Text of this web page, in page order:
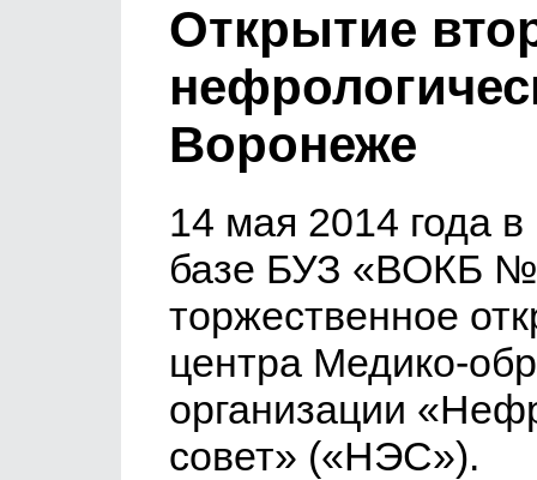
Открытие
Воронеже
14 мая 2014 года
базе БУЗ «ВОКБ
торжественное
центра Медико-
организации
совет» («НЭС»).